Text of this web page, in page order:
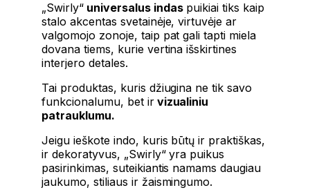
„Swirly“universalus indaspuikiai tiks kaip
stalo akcentas svetainėje, virtuvėje ar
valgomojo zonoje, taip pat gali tapti miela
dovana tiems, kurie vertina išskirtines
interjero detales.
Tai produktas, kuris džiugina ne tik savo
funkcionalumu, bet irvizualiniu
patrauklumu.
Jeigu ieškote indo, kuris būtų ir praktiškas,
ir dekoratyvus, „Swirly“ yra puikus
pasirinkimas, suteikiantis namams daugiau
jaukumo, stiliaus ir žaismingumo.